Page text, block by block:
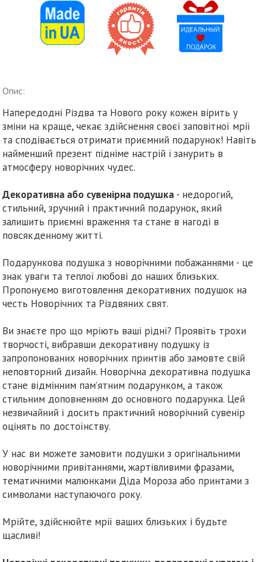
Опис:
Напередодні Різдва та Нового року кожен вірить у
зміни на краще, чекає здійснення своєї заповітної мрії
та сподівається отримати приємний подарунок! Навіть
найменший презент підніме настрій і занурить в
атмосферу новорічних чудес.
Декоративна або сувенірна подушка - недорогий,
стильний, зручний і практичний подарунок, який
залишить приємні враження та стане в нагоді в
повсякденному житті.
Подарункова подушка з новорічними побажаннями - це
знак уваги та теплої любові до наших близьких.
Пропонуємо виготовлення декоративних подушок на
честь Новорічних та Різдвяних свят.
Ви знаєте про що мріють ваші рідні? Проявіть трохи
творчості, вибравши декоративну подушку із
запропонованих новорічних принтів або замовте свій
неповторний дизайн. Новорічна декоративна подушка
стане відмінним пам’ятним подарунком, а також
стильним доповненням до основного подарунка. Цей
незвичайний і досить практичний новорічний сувенір
оцінять по достоїнству.
У нас ви можете замовити подушки з оригінальними
новорічними привітаннями, жартівливими фразами,
тематичними малюнками Діда Мороза або принтами з
символами наступаючого року.
Мрійте, здійснюйте мрії ваших близьких і будьте
щасливі!